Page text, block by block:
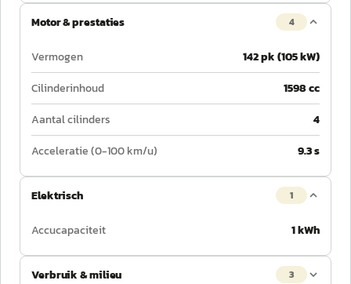
Motor & prestaties 4
Vermogen
142 pk (105 kW)
Cilinderinhoud
1598 cc
Aantal cilinders
4
Acceleratie (0-100 km/u)
9.3 s
Elektrisch 1
Accucapaciteit 1 kWh
Verbruik & milieu 3